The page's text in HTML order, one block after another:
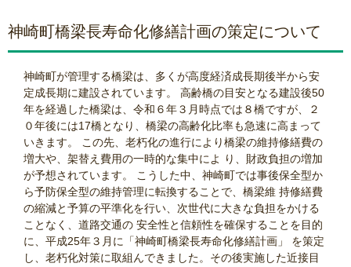
神崎町橋梁長寿命化修繕計画の策定について
神崎町が管理する橋梁は、多くが高度経済成長期後半から安
定成長期に建設されています。 高齢橋の目安となる建設後50
年を経過した橋梁は、令和６年３月時点では８橋ですが、２
０年後には17橋となり、橋梁の高齢化比率も急速に高まって
いきます。 この先、老朽化の進行により橋梁の維持修繕費の
増大や、架替え費用の一時的な集中によ り、財政負担の増加
が予想されています。 こうした中、神崎町では事後保全型か
ら予防保全型の維持管理に転換することで、橋梁維 持修繕費
の縮減と予算の平準化を行い、次世代に大きな負担をかける
ことなく、道路交通の 安全性と信頼性を確保することを目的
に、平成25年３月に「神崎町橋梁長寿命化修繕計画」 を策定
し、老朽化対策に取組んできました。その後実施した近接目